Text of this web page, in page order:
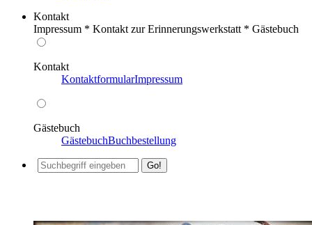
Kontakt
Impressum * Kontakt zur Erinnerungswerkstatt * Gästebuch
Kontakt
KontaktformularImpressum
Gästebuch
GästebuchBuchbestellung